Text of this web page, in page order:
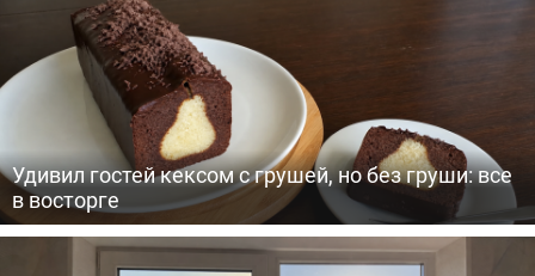
Удивил гостей кексом с грушей, но без груши: все
в восторге